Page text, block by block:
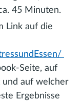
45 Minuten.
Link auf die
Seite, auf
auf welcher
Ergebnisse